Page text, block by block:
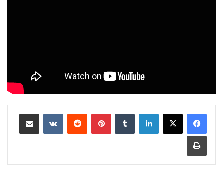
لينكدإن بينتيريست مشاركة عبر البريد
طباعة